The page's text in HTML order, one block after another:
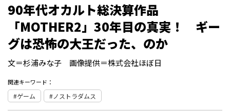
90年代オカルト総決算作品
「MOTHER2」30年目の真実！ ギー
グは恐怖の大王だった、のか
文＝杉浦みな子 画像提供＝株式会社ほぼ日
関連キーワード：
ゲーム ノストラダムス